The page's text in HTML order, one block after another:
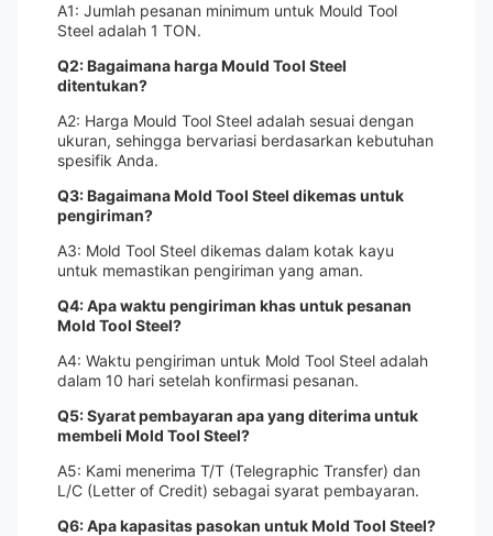
A1: Jumlah pesanan minimum untuk Mould Tool
Steel adalah 1 TON.
Q2: Bagaimana harga Mould Tool Steel
ditentukan?
A2: Harga Mould Tool Steel adalah sesuai dengan
ukuran, sehingga bervariasi berdasarkan kebutuhan
spesifik Anda.
Q3: Bagaimana Mold Tool Steel dikemas untuk
pengiriman?
A3: Mold Tool Steel dikemas dalam kotak kayu
untuk memastikan pengiriman yang aman.
Q4: Apa waktu pengiriman khas untuk pesanan
Mold Tool Steel?
A4: Waktu pengiriman untuk Mold Tool Steel adalah
dalam 10 hari setelah konfirmasi pesanan.
Q5: Syarat pembayaran apa yang diterima untuk
membeli Mold Tool Steel?
A5: Kami menerima T/T (Telegraphic Transfer) dan
L/C (Letter of Credit) sebagai syarat pembayaran.
Q6: Apa kapasitas pasokan untuk Mold Tool Steel?